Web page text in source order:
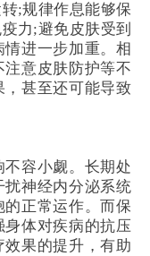
;规律作息能够保
力;避免皮肤受到
进一步加重。相
意皮肤防护等不
，甚至还可能导致
容小觑。长期处
神经内分泌系统
正常运作。而保
体对疾病的抗压
果的提升，有助